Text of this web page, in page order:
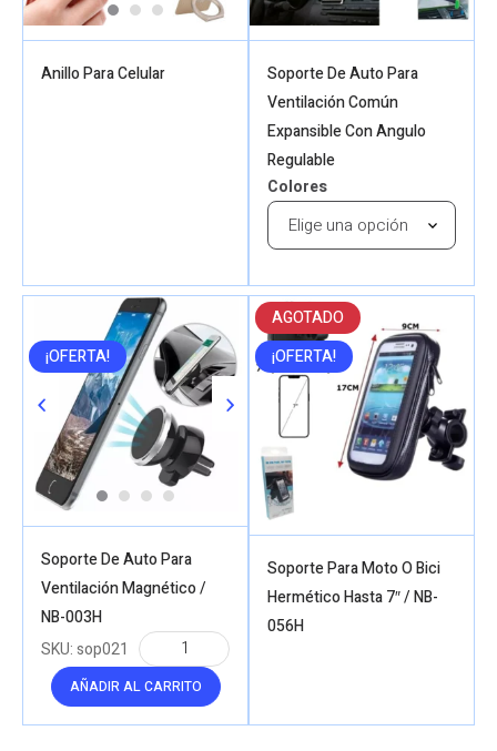
Anillo Para Celular
Soporte De Auto Para
Ventilación Común
Expansible Con Angulo
Regulable
Colores
¡OFERTA!
Soporte De Auto Para
Ventilación Magnético /
NB-003H
AÑADIR AL CARRITO
SKU:sop021
AGOTADO
¡OFERTA!
Soporte Para Moto O Bici
Hermético Hasta 7″ / NB-
056H